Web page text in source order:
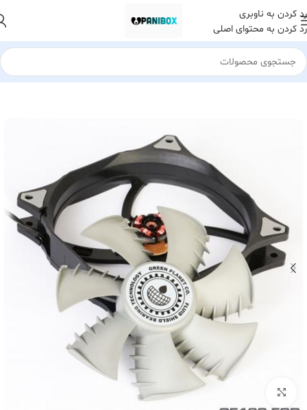
رد کردن به ناوبری
رد کردن به محتوای اصلی
خانه کالای دیجیتال قطعات کامپیوتر فن کیس